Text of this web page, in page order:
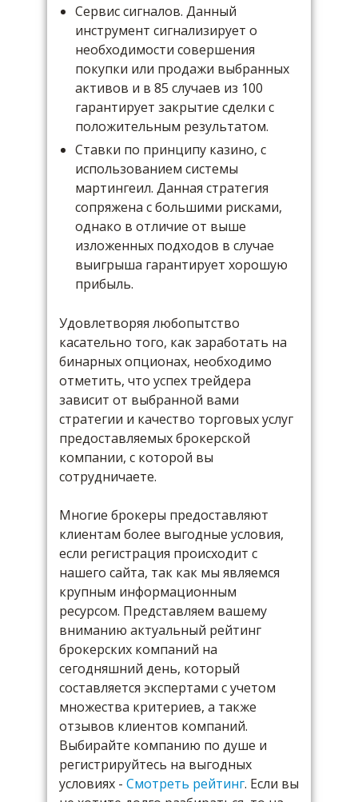
Сервис сигналов. Данный
инструмент сигнализирует о
необходимости совершения
покупки или продажи выбранных
активов и в 85 случаев из 100
гарантирует закрытие сделки с
положительным результатом.
Ставки по принципу казино, с
использованием системы
мартингеил. Данная стратегия
сопряжена с большими рисками,
однако в отличие от выше
изложенных подходов в случае
выигрыша гарантирует хорошую
прибыль.
Удовлетворяя любопытство
касательно того, как заработать на
бинарных опционах, необходимо
отметить, что успех трейдера
зависит от выбранной вами
стратегии и качество торговых услуг
предоставляемых брокерской
компании, с которой вы
сотрудничаете.
Многие брокеры предоставляют
клиентам более выгодные условия,
если регистрация происходит с
нашего сайта, так как мы являемся
крупным информационным
ресурсом. Представляем вашему
вниманию актуальный рейтинг
брокерских компаний на
сегодняшний день, который
составляется экспертами с учетом
множества критериев, а также
отзывов клиентов компаний.
Выбирайте компанию по душе и
регистрируйтесь на выгодных
условиях - Смотреть рейтинг. Если вы